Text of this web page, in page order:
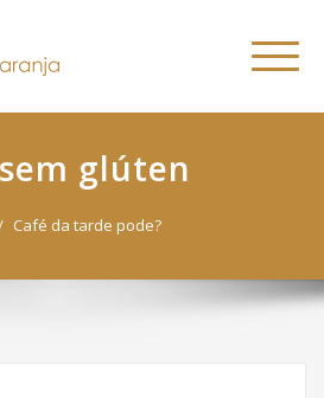
Laranja
Especialista em Fitoterapia
glúten
Café da tarde pode?